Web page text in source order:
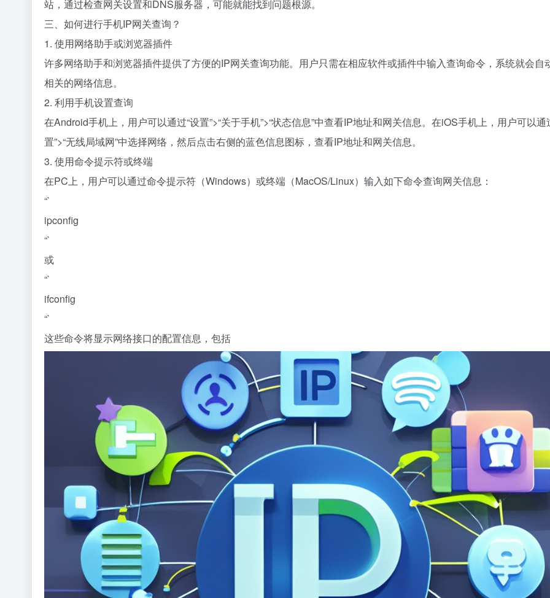
站，通过检查网关设置和DNS服务器，可能就能找到问题根源。
三、如何进行手机IP网关查询？
1. 使用网络助手或浏览器插件
许多网络助手和浏览器插件提供了方便的IP网关查询功能。用户只需在相应软件或插件中输入查询命令，系统就会自
相关的网络信息。
2. 利用手机设置查询
在Android手机上，用户可以通过“设置”>“关于手机”>“状态信息”中查看IP地址和网关信息。在iOS手机上，用户可以通
置”>“无线局域网”中选择网络，然后点击右侧的蓝色信息图标，查看IP地址和网关信息。
3. 使用命令提示符或终端
在PC上，用户可以通过命令提示符（Windows）或终端（MacOS/Linux）输入如下命令查询网关信息：
“`
ipconfig
“`
或
“`
ifconfig
“`
这些命令将显示网络接口的配置信息，包括